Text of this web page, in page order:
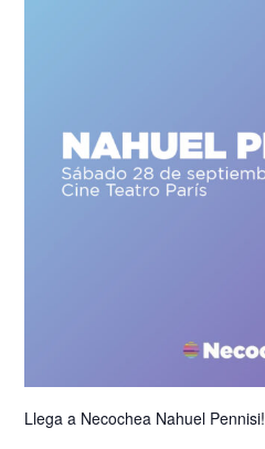
Llega a Necochea Nahuel Pennisi!